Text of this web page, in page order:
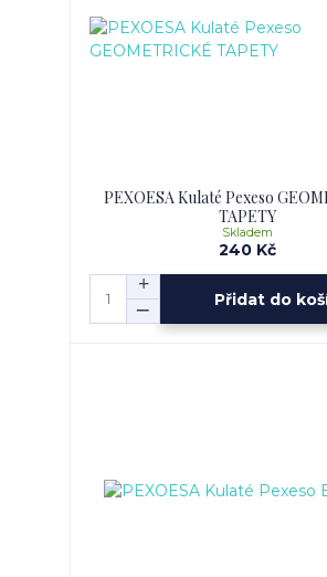
PEXOESA Kulaté Pexeso
TAPETY
240 Kč
Skladem
Přidat do